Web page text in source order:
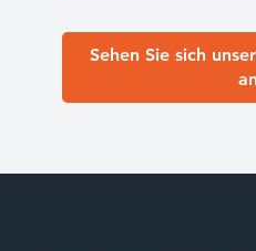
Sehen Sie sich
an